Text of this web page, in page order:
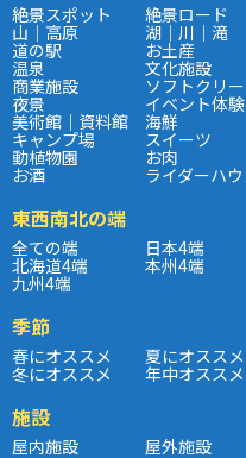
絶景スポット 絶景ロード
山｜高原 湖｜川｜滝
道の駅 お土産
温泉 文化施設
商業施設 ソフトクリ
夜景 イベント体験
美術館｜資料館 海鮮
キャンプ場 スイーツ
動植物園 お肉
お酒 ライダーハウ
東西南北の端
全ての端 日本4端
北海道4端 本州4端
九州4端
季節
春にオススメ 夏にオススメ
冬にオススメ 年中オススメ
施設
屋内施設 屋外施設